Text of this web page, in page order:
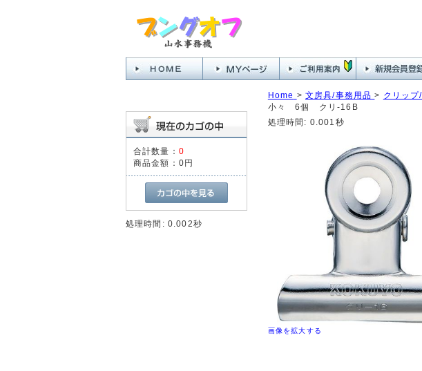
合計数量： 0
商品金額： 0円
処理時間: 0.002秒
Home > 文房具/事務用品 > クリップ
小々 6個 クリ-16B
処理時間: 0.001秒
画像を拡大する